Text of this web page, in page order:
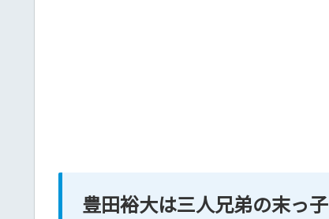
豊田裕大は三人兄弟の末っ子